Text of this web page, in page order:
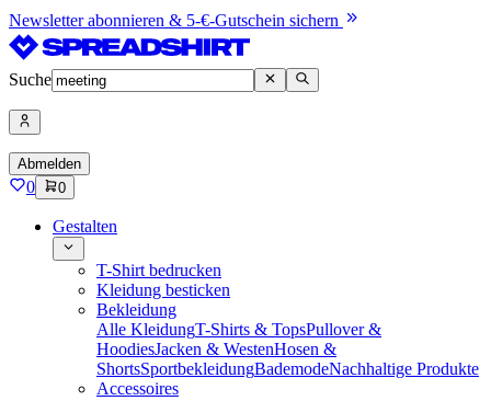
Newsletter abonnieren & 5-€-Gutschein sichern
Suche
Abmelden
0 0
Gestalten
T-Shirt bedrucken
Kleidung besticken
Bekleidung
Alle KleidungT-Shirts & TopsPullover &
HoodiesJacken & WestenHosen &
ShortsSportbekleidungBademodeNachhaltige Produkte
Accessoires